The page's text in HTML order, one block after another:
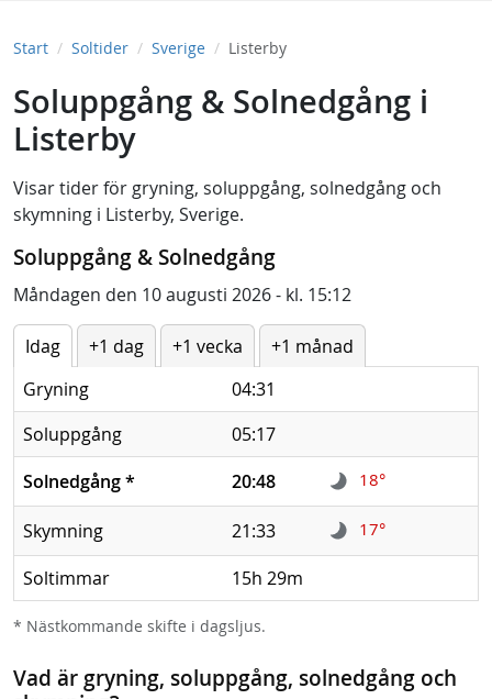
Start Soltider Sverige Listerby
Soluppgång & Solnedgång i
Listerby
Visar tider för gryning, soluppgång, solnedgång och
skymning i Listerby, Sverige.
Soluppgång & Solnedgång
Måndagen den 10 augusti 2026 - kl. 15:12
Idag +1 dag +1 vecka
+1 månad
Gryning
04:31
Soluppgång
05:17
Solnedgång* 20:48 18°
Skymning 21:33 17°
Soltimmar 15h 29m
* Nästkommande skifte i dagsljus.
Vad är gryning, soluppgång, solnedgång och